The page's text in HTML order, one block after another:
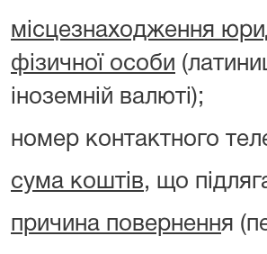
місцезнаходження
фізичної особи
іноземній валюті);
номер контактного
сума коштів, що
причина повернення